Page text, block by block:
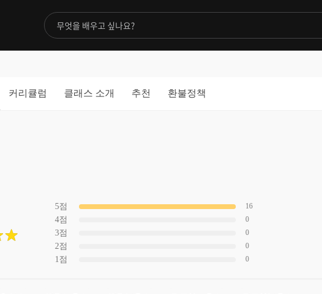
커리큘럼 클래스 소개 추천 환불정책
5점 16
4점 0
3점 0
2점 0
1 점 0